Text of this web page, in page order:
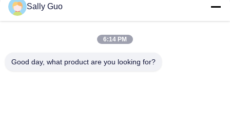
Không sạc nhiệt độ rộng 3.6V ER34615 19000mAh LiSOCl2 pin
cho City Bike Smart Lock
Không sạc pin 3.6V LiSOCL2 ER26500 9AH với đầu nối JST cho
Sally Guo
6:14 PM
Good day, what product are you looking for?